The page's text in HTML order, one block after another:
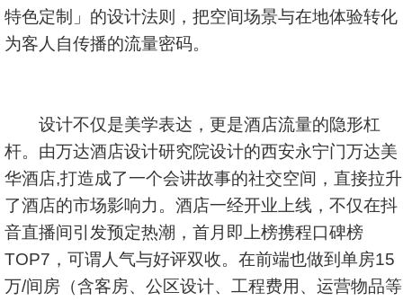
特色定制」的设计法则，把空间场景与在地体验转化
为客人自传播的流量密码。
设计不仅是美学表达，更是酒店流量的隐形杠
杆。由万达酒店设计研究院设计的西安永宁门万达美
华酒店,打造成了一个会讲故事的社交空间，直接拉升
了酒店的市场影响力。酒店一经开业上线，不仅在抖
音直播间引发预定热潮，首月即上榜携程口碑榜
TOP7，可谓人气与好评双收。在前端也做到单房15
万/间房（含客房、公区设计、工程费用、运营物品等